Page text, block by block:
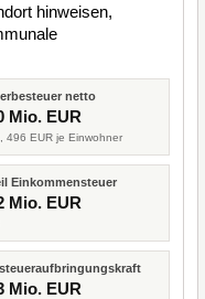
hinweisen,
netto
Mio. EUR
496 EUR je Einwohner
Einkommensteuer
Mio. EUR
Mio. EUR